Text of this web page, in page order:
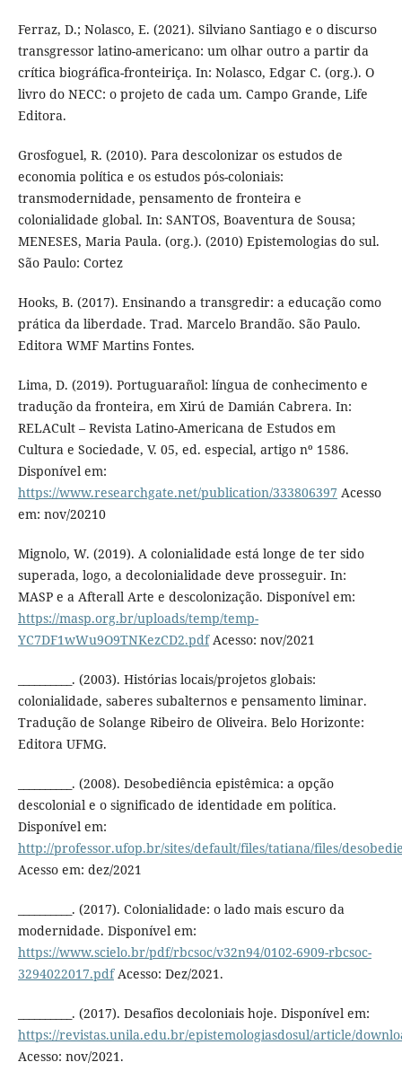
Ferraz, D.; Nolasco, E. (2021). Silviano Santiago e o discurso
transgressor latino-americano: um olhar outro a partir da
crítica biográfica-fronteiriça. In: Nolasco, Edgar C. (org.). O
livro do NECC: o projeto de cada um. Campo Grande, Life
Editora.
Grosfoguel, R. (2010). Para descolonizar os estudos de
economia política e os estudos pós-coloniais:
transmodernidade, pensamento de fronteira e
colonialidade global. In: SANTOS, Boaventura de Sousa;
MENESES, Maria Paula. (org.). (2010) Epistemologias do sul.
São Paulo: Cortez
Hooks, B. (2017). Ensinando a transgredir: a educação como
prática da liberdade. Trad. Marcelo Brandão. São Paulo.
Editora WMF Martins Fontes.
Lima, D. (2019). Portuguarañol: língua de conhecimento e
tradução da fronteira, em Xirú de Damián Cabrera. In:
RELACult – Revista Latino-Americana de Estudos em
Cultura e Sociedade, V. 05, ed. especial, artigo nº 1586.
Disponível em:
https://www.researchgate.net/publication/333806397 Acesso
em: nov/20210
Mignolo, W. (2019). A colonialidade está longe de ter sido
superada, logo, a decolonialidade deve prosseguir. In:
MASP e a Afterall Arte e descolonização. Disponível em:
https://masp.org.br/uploads/temp/temp-
YC7DF1wWu9O9TNKezCD2.pdfAcesso: nov/2021
__________. (2003). Histórias locais/projetos globais:
colonialidade, saberes subalternos e pensamento liminar.
Tradução de Solange Ribeiro de Oliveira. Belo Horizonte:
Editora UFMG.
__________. (2008). Desobediência epistêmica: a opção
descolonial e o significado de identidade em política.
Disponível em:
http://professor.ufop.br/sites/default/files/tatiana/files/
Acesso em: dez/2021
__________. (2017). Colonialidade: o lado mais escuro da
modernidade. Disponível em:
https://www.scielo.br/pdf/rbcsoc/v32n94/0102-6909-rbcsoc-
3294022017.pdfAcesso: Dez/2021.
__________. (2017). Desafios decoloniais hoje. Disponível em:
https://revistas.unila.edu.br/epistemologiasdosul/article/
Acesso: nov/2021.